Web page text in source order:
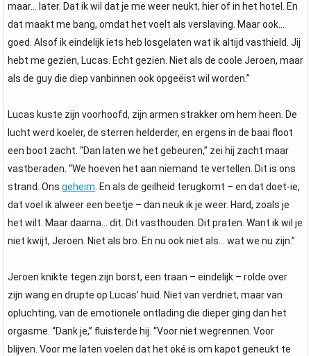
maar… later. Dat ik wil dat je me weer neukt, hier of in het hotel. En
dat maakt me bang, omdat het voelt als verslaving. Maar ook…
goed. Alsof ik eindelijk iets heb losgelaten wat ik altijd vasthield. Jij
hebt me gezien, Lucas. Echt gezien. Niet als de coole Jeroen, maar
als de guy die diep vanbinnen ook opgeëist wil worden.”
Lucas kuste zijn voorhoofd, zijn armen strakker om hem heen. De
lucht werd koeler, de sterren helderder, en ergens in de baai floot
een boot zacht. “Dan laten we het gebeuren,” zei hij zacht maar
vastberaden. “We hoeven het aan niemand te vertellen. Dit is ons
strand. Ons geheim . En als de geilheid terugkomt – en dat doet-ie,
dat voel ik alweer een beetje – dan neuk ik je weer. Hard, zoals je
het wilt. Maar daarna… dit. Dit vasthouden. Dit praten. Want ik wil je
niet kwijt, Jeroen. Niet als bro. En nu ook niet als… wat we nu zijn.”
Jeroen knikte tegen zijn borst, een traan – eindelijk – rolde over
zijn wang en drupte op Lucas’ huid. Niet van verdriet, maar van
opluchting, van de emotionele ontlading die dieper ging dan het
orgasme. “Dank je,” fluisterde hij. “Voor niet wegrennen. Voor
blijven. Voor me laten voelen dat het oké is om kapot geneukt te